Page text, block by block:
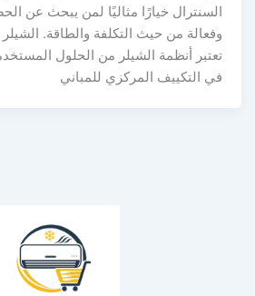
السنترال خيارًا مثاليًا لمن يبحث عن
تعتبر أنظمة الشيلر من الحلول
في التكييف المركزي للمباني